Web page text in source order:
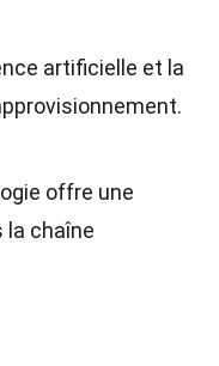
artificielle et la
offre une
la chaîne